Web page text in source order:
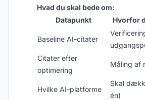
Hvad du skal bede om:
Datapunkt
Hvorfor
Baseline AI-citater
Citater efter
optimering
Måling af
Hvilke AI-platforme
Skal
én)